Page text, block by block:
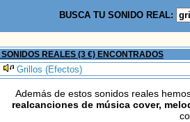
BUSCA TU SONIDO REAL:
SONIDOS REALES (3 €) ENCONTRADOS
Grillos (Efectos)
Además de estos sonidos reales
realcanciones de música cover,